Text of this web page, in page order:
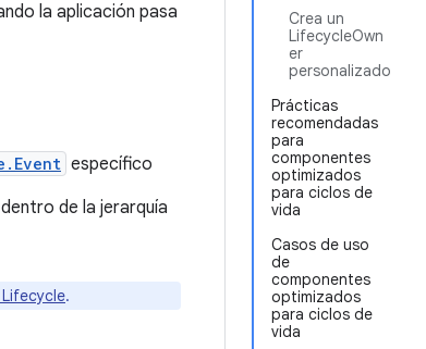
Crea un
LifecycleOwn
er
personalizado
Prácticas
recomendadas
para
componentes
optimizados
para ciclos de
vida
Casos de uso
de
componentes
optimizados
para ciclos de
vida
la aplicación pasa
específico
de la jerarquía
.